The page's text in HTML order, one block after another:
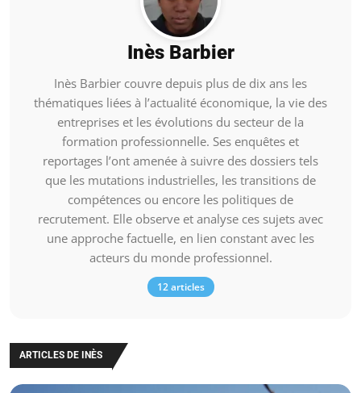
Inès Barbier
Inès Barbier couvre depuis plus de dix ans les
thématiques liées à l’actualité économique, la vie des
entreprises et les évolutions du secteur de la
formation professionnelle. Ses enquêtes et
reportages l’ont amenée à suivre des dossiers tels
que les mutations industrielles, les transitions de
compétences ou encore les politiques de
recrutement. Elle observe et analyse ces sujets avec
une approche factuelle, en lien constant avec les
acteurs du monde professionnel.
12 articles
ARTICLES DE INÈS